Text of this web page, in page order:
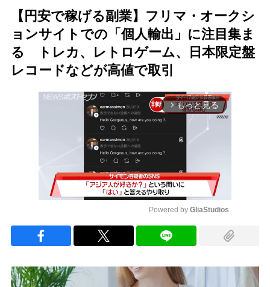
【円安で稼げる副業】フリマ・オークシ
ョンサイトでの「個人輸出」に注目集ま
る トレカ、レトロゲーム、日本限定盤
レコードなどが高値で取引
arrow_forward_ios もっと見る
Powered by GliaStudios